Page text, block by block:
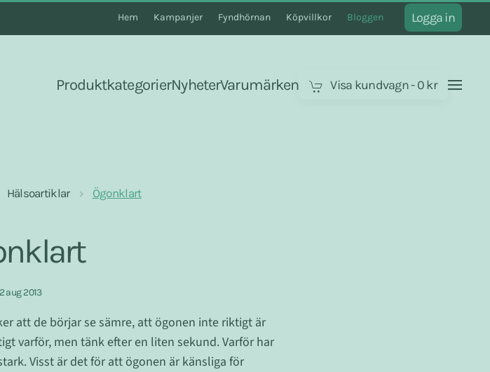
Hem Kampanjer Fyndhörnan Köpvillkor Bloggen Logga in
ProduktkategorierNyheterVarumärken Visa kundvagn-0 kr
Hälsoartiklar Ögonklart
aug 2013
att de börjar se sämre, att ögonen inte riktigt är
varför, men tänk efter en liten sekund. Varför har
Visst är det för att ögonen är känsliga för